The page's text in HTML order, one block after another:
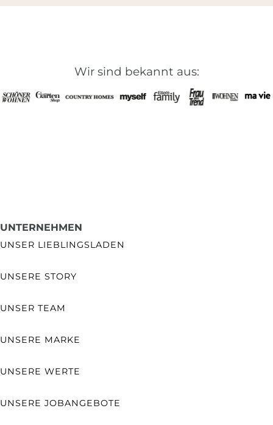
Wir sind bekannt aus:
UNTERNEHMEN
UNSER LIEBLINGSLADEN
UNSERE STORY
UNSER TEAM
UNSERE MARKE
UNSERE WERTE
UNSERE JOBANGEBOTE